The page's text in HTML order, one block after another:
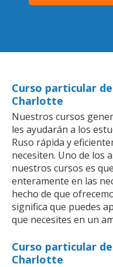
Curso particular
Charlotte
Nuestros cursos
les ayudarán a los
Ruso rápida y
necesiten. Uno de los
nuestros cursos es
enteramente en las
hecho de que
significa que puedes
que necesites en un
Curso particular
Charlotte